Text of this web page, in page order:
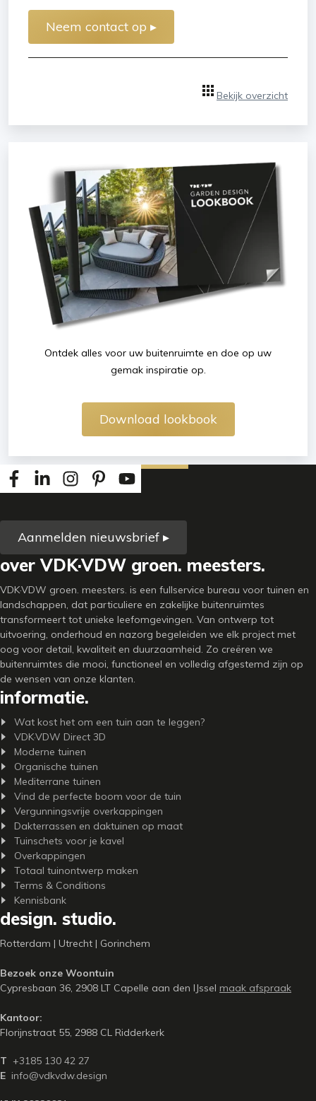
Neem contact op ▸
Bekijk overzicht
Ontdek alles voor uw buitenruimte en doe op uw
gemak inspiratie op.
Download lookbook
Aanmelden nieuwsbrief ▸
over VDK·VDW groen. meesters.
VDK·VDW groen. meesters. is een fullservice bureau voor tuinen en
landschappen, dat particuliere en zakelijke buitenruimtes
transformeert tot unieke leefomgevingen. Van ontwerp tot
uitvoering, onderhoud en nazorg begeleiden we elk project met
oog voor detail, kwaliteit en duurzaamheid. Zo creëren we
buitenruimtes die mooi, functioneel en volledig afgestemd zijn op
de wensen van onze klanten.
informatie.
Wat kost het om een tuin aan te leggen?
VDK·VDW Direct 3D
Moderne tuinen
Organische tuinen
Mediterrane tuinen
Vind de perfecte boom voor de tuin
Vergunningsvrije overkappingen
Dakterrassen en daktuinen op maat
Tuinschets voor je kavel
Overkappingen
Totaal tuinontwerp maken
Terms & Conditions
Kennisbank
design. studio.
Rotterdam | Utrecht | Gorinchem
Bezoek onze Woontuin
Cypresbaan 36, 2908 LT Capelle aan den IJssel maak afspraak
Kantoor:
Florijnstraat 55, 2988 CL Ridderkerk
T +3185 130 42 27
E info@vdkvdw.design